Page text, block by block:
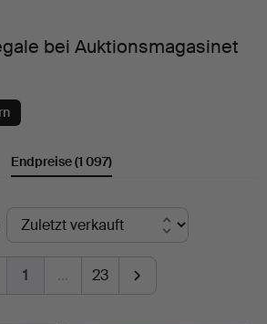
bei Auktionsmagasinet
Endpreise(1 097)
1 … 23